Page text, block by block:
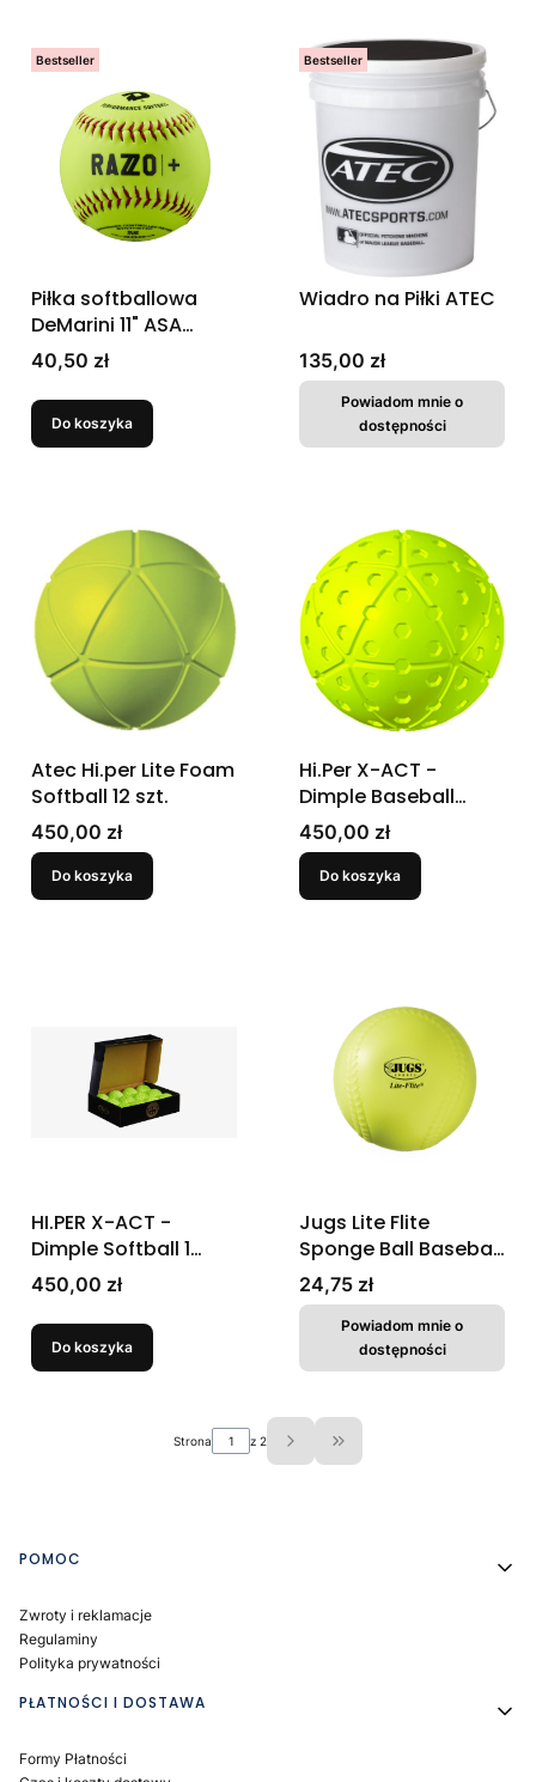
Bestseller
Piłka softballowa
DeMarini 11" ASA
Razzo Plus Slowpitch
Synthetic
Cena
40,50 zł
Do koszyka
Bestseller
Wiadro na Piłki ATEC
Cena
135,00 zł
Powiadom mnie o
dostępności
Atec Hi.per Lite Foam
Softball 12 szt.
Cena
450,00 zł
Do koszyka
Hi.Per X-ACT -
Dimple Baseball
(tuzin)
Cena
450,00 zł
Do koszyka
HI.PER X-ACT -
Dimple Softball 1
Dozen
Cena
450,00 zł
Do koszyka
Jugs Lite Flite
Sponge Ball Baseball
- gąbkowa piłka
Cena
24,75 zł
Powiadom mnie o
dostępności
Strona z 2
Przejdź do ostatniej strony
Linki w stopce
POMOC
Zwroty i reklamacje
Regulaminy
Polityka prywatności
PŁATNOŚCI I DOSTAWA
Formy Płatności